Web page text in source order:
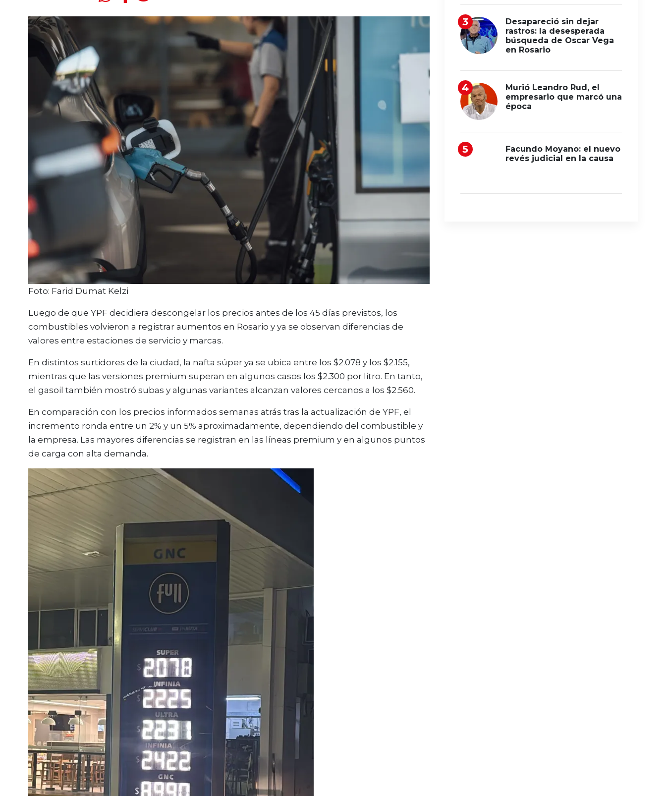
Foto: Farid Dumat Kelzi
Luego de que YPF decidiera descongelar los precios antes de los 45 días previstos, los
combustibles volvieron a registrar aumentos en Rosario y ya se observan diferencias de
valores entre estaciones de servicio y marcas.
En distintos surtidores de la ciudad, la nafta súper ya se ubica entre los $2.078 y los $2.155,
mientras que las versiones premium superan en algunos casos los $2.300 por litro. En tanto,
el gasoil también mostró subas y algunas variantes alcanzan valores cercanos a los $2.560.
En comparación con los precios informados semanas atrás tras la actualización de YPF, el
incremento ronda entre un 2% y un 5% aproximadamente, dependiendo del combustible y
la empresa. Las mayores diferencias se registran en las líneas premium y en algunos puntos
de carga con alta demanda.
Desapareció sin dejar
rastros: la desesperada
búsqueda de Oscar Vega
en Rosario
Murió Leandro Rud, el
empresario que marcó una
época
Facundo Moyano: el nuevo
revés judicial en la causa